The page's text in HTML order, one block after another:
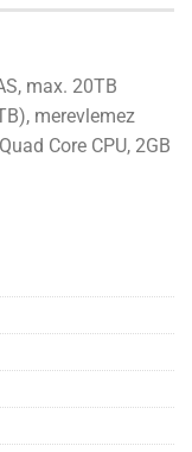
max. 20TB
merevlemez
Core CPU, 2GB